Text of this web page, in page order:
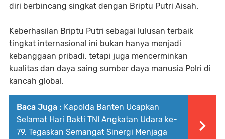
diri berbincang singkat dengan Briptu Putri Aisah.
Keberhasilan Briptu Putri sebagai lulusan terbaik
tingkat internasional ini bukan hanya menjadi
kebanggaan pribadi, tetapi juga mencerminkan
kualitas dan daya saing sumber daya manusia Polri di
kancah global.
Baca Juga : Kapolda Banten Ucapkan
Selamat Hari Bakti TNI Angkatan Udara ke-
79, Tegaskan Semangat Sinergi Menjaga